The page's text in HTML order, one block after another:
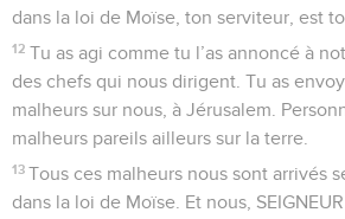
dans la loi de Moïse, ton serviteur, est
12 Tu as agi comme tu l’as annoncé à
des chefs qui nous dirigent. Tu as
malheurs sur nous, à Jérusalem.
malheurs pareils ailleurs sur la terre.
13 Tous ces malheurs nous sont arrivés
dans la loi de Moïse. Et nous,